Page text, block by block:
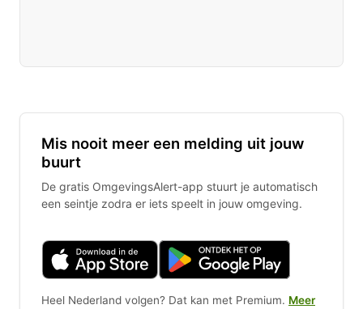
Mis nooit meer een melding uit jouw
buurt
De gratis OmgevingsAlert-app stuurt je automatisch
een seintje zodra er iets speelt in jouw omgeving.
Heel Nederland volgen? Dat kan met Premium. Meer